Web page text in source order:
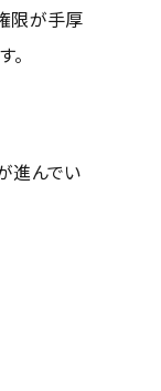
限が手厚
進んでい